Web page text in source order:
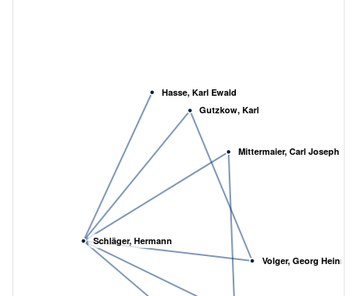
Mittermaier, Carl Joseph
Schläger, Hermann
Gutzkow, Karl
Volger, Georg
Hasse, Karl Ewald